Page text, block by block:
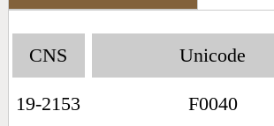
CNS
19-2153
Unicode
F0040